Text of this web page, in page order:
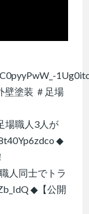
壁塗装 ＃足場
場職人3人が
◆
人同士でトラ
◆【公開